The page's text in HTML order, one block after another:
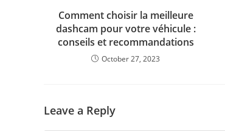
Comment choisir la meilleure
dashcam pour votre véhicule :
conseils et recommandations
October 27, 2023
Leave a Reply